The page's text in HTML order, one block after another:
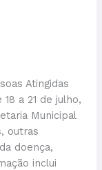
Atingidas
a 21 de julho,
Municipal
outras
doença,
inclui